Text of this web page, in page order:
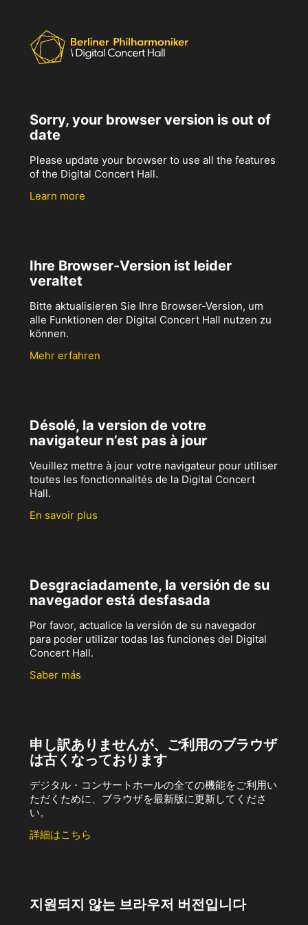
Sorry, your browser version is out of
date
Please update your browser to use all the features
of the Digital Concert Hall.
Learn more
Ihre Browser-Version ist leider
veraltet
Bitte aktualisieren Sie Ihre Browser-Version, um
alle Funktionen der Digital Concert Hall nutzen zu
können.
Mehr erfahren
Désolé, la version de votre
navigateur n’est pas à jour
Veuillez mettre à jour votre navigateur pour utiliser
toutes les fonctionnalités de la Digital Concert
Hall.
En savoir plus
Desgraciadamente, la versión de su
navegador está desfasada
Por favor, actualice la versión de su navegador
para poder utilizar todas las funciones del Digital
Concert Hall.
Saber más
申し訳ありませんが、ご利用のブラウザ
は古くなっております
デジタル・コンサートホールの全ての機能をご利用い
ただくために、ブラウザを最新版に更新してくださ
い。
詳細はこちら
지원되지 않는 브라우저 버전입니다